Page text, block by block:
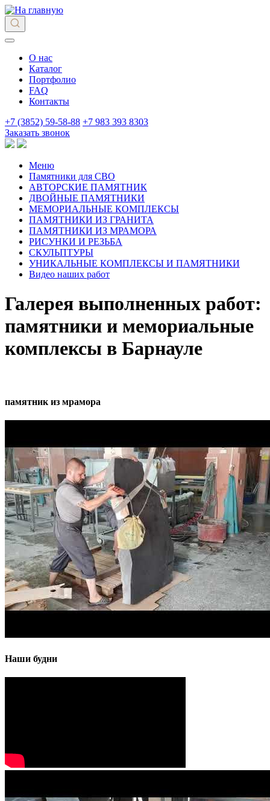
О нас
Каталог
Портфолио
FAQ
Контакты
+7 (3852) 59-58-88 +7 983 393 8303
Заказать звонок
Меню
Памятники для СВО
АВТОРСКИЕ ПАМЯТНИК
ДВОЙНЫЕ ПАМЯТНИКИ
МЕМОРИАЛЬНЫЕ КОМПЛЕКСЫ
ПАМЯТНИКИ ИЗ ГРАНИТА
ПАМЯТНИКИ ИЗ МРАМОРА
РИСУНКИ И РЕЗЬБА
СКУЛЬПТУРЫ
УНИКАЛЬНЫЕ КОМПЛЕКСЫ И ПАМЯТНИКИ
Видео наших работ
Галерея выполненных работ:
памятники и мемориальные
комплексы в Барнауле
памятник из мрамора
Наши будни